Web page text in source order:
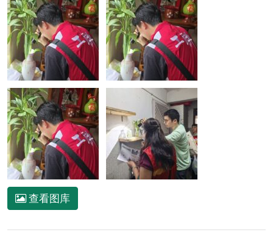
查看图库